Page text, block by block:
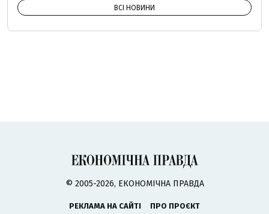
ВСІ НОВИНИ
© 2005-2026, ЕКОНОМІЧНА ПРАВДА
РЕКЛАМА НА САЙТІ
ПРО ПРОЄКТ